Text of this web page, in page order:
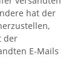
hat der
der
E-Mails